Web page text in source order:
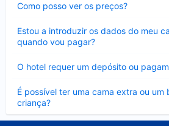
Como posso ver os preços?
fechado
Estou a introduzir os dados do meu
quando vou pagar?
fechado
O hotel requer um depósito ou
fechado
É possível ter uma cama extra ou um
criança?
Elemento
fechado